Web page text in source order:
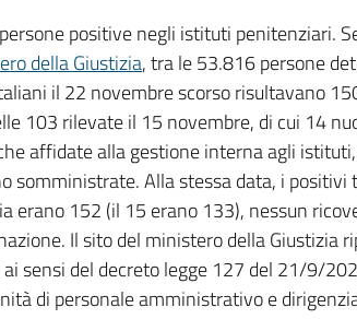
positive negli istituti penitenziari.
della Giustizia, tra le 53.816 persone
il 22 novembre scorso risultavano
103 rilevate il 15 novembre, di cui 14
affidate alla gestione interna agli
somministrate. Alla stessa data, i positivi
erano 152 (il 15 erano 133), nessun
Il sito del ministero della Giustizia
sensi del decreto legge 127 del 21/9/
di personale amministrativo e